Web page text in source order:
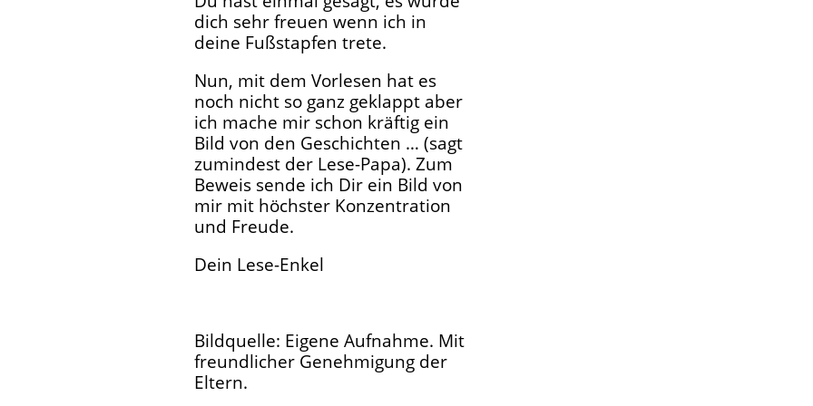
dich sehr freuen wenn ich in
deine Fußstapfen trete.
Nun, mit dem Vorlesen hat es
noch nicht so ganz geklappt aber
ich mache mir schon kräftig ein
Bild von den Geschichten … (sagt
zumindest der Lese-Papa). Zum
Beweis sende ich Dir ein Bild von
mir mit höchster Konzentration
und Freude.
Dein Lese-Enkel
Bildquelle: Eigene Aufnahme. Mit
freundlicher Genehmigung der
Eltern.